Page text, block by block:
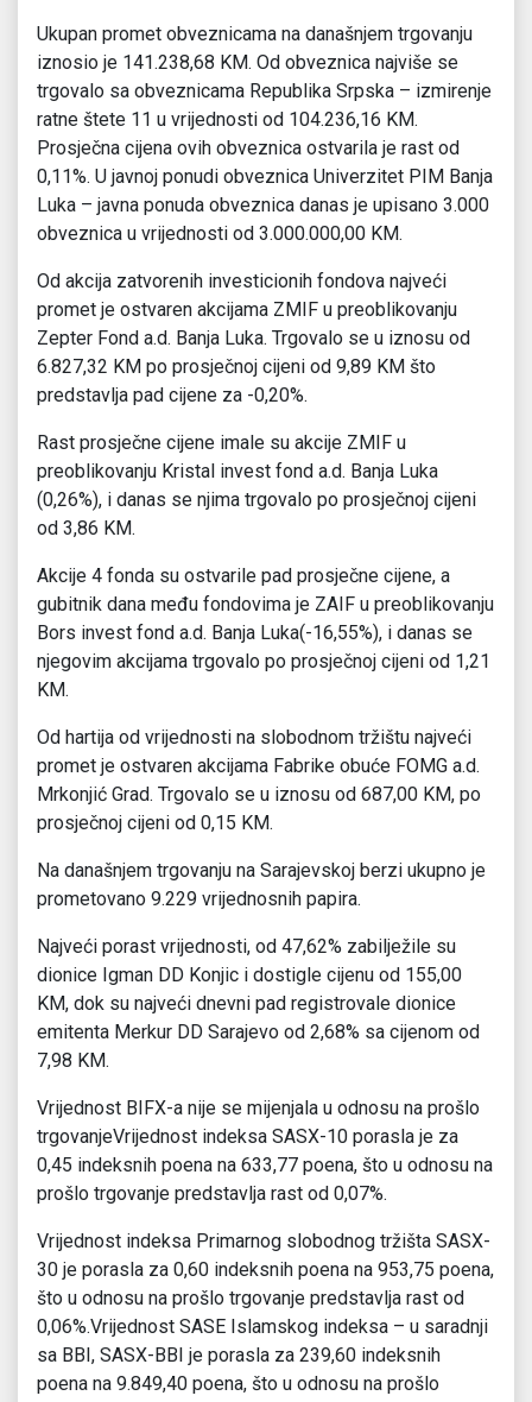
Ukupan promet obveznicama na današnjem trgovanju
iznosio je 141.238,68 KM. Od obveznica najviše se
trgovalo sa obveznicama Republika Srpska – izmirenje
ratne štete 11 u vrijednosti od 104.236,16 KM.
Prosječna cijena ovih obveznica ostvarila je rast od
0,11%. U javnoj ponudi obveznica Univerzitet PIM Banja
Luka – javna ponuda obveznica danas je upisano 3.000
obveznica u vrijednosti od 3.000.000,00 KM.
Od akcija zatvorenih investicionih fondova najveći
promet je ostvaren akcijama ZMIF u preoblikovanju
Zepter Fond a.d. Banja Luka. Trgovalo se u iznosu od
6.827,32 KM po prosječnoj cijeni od 9,89 KM što
predstavlja pad cijene za -0,20%.
Rast prosječne cijene imale su akcije ZMIF u
preoblikovanju Kristal invest fond a.d. Banja Luka
(0,26%), i danas se njima trgovalo po prosječnoj cijeni
od 3,86 KM.
Akcije 4 fonda su ostvarile pad prosječne cijene, a
gubitnik dana među fondovima je ZAIF u preoblikovanju
Bors invest fond a.d. Banja Luka(-16,55%), i danas se
njegovim akcijama trgovalo po prosječnoj cijeni od 1,21
KM.
Od hartija od vrijednosti na slobodnom tržištu najveći
promet je ostvaren akcijama Fabrike obuće FOMG a.d.
Mrkonjić Grad. Trgovalo se u iznosu od 687,00 KM, po
prosječnoj cijeni od 0,15 KM.
Na današnjem trgovanju na Sarajevskoj berzi ukupno je
prometovano 9.229 vrijednosnih papira.
Najveći porast vrijednosti, od 47,62% zabilježile su
dionice Igman DD Konjic i dostigle cijenu od 155,00
KM, dok su najveći dnevni pad registrovale dionice
emitenta Merkur DD Sarajevo od 2,68% sa cijenom od
7,98 KM.
Vrijednost BIFX-a nije se mijenjala u odnosu na prošlo
trgovanjeVrijednost indeksa SASX-10 porasla je za
0,45 indeksnih poena na 633,77 poena, što u odnosu na
prošlo trgovanje predstavlja rast od 0,07%.
Vrijednost indeksa Primarnog slobodnog tržišta SASX-
30 je porasla za 0,60 indeksnih poena na 953,75 poena,
što u odnosu na prošlo trgovanje predstavlja rast od
0,06%.Vrijednost SASE Islamskog indeksa – u saradnji
sa BBI, SASX-BBI je porasla za 239,60 indeksnih
poena na 9.849,40 poena, što u odnosu na prošlo